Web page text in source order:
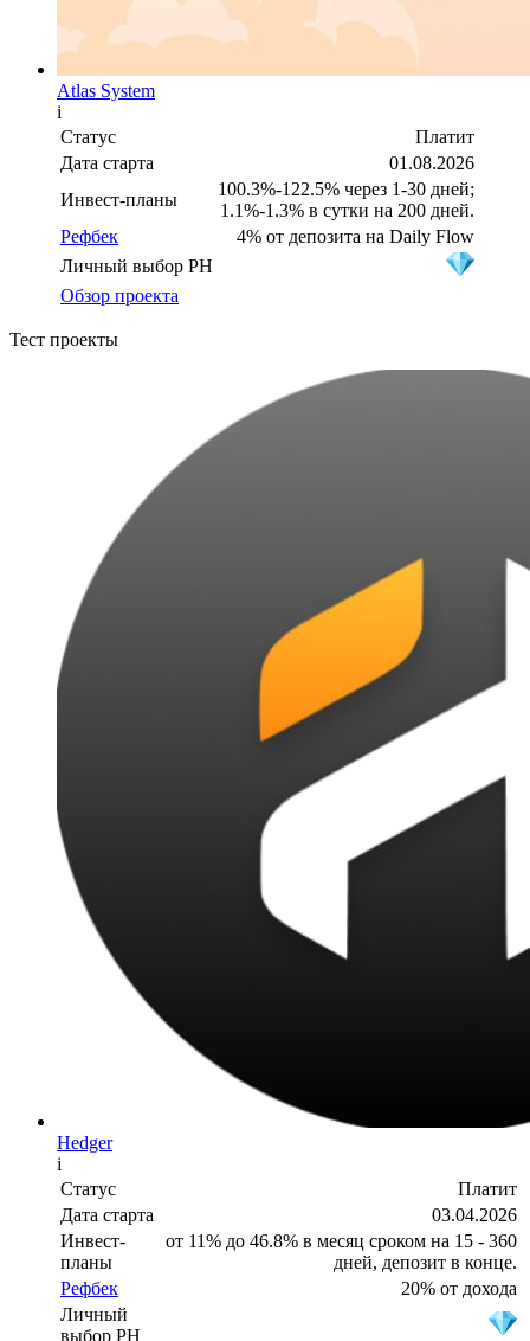
Atlas System
i
Статус
Платит
Дата старта
01.08.2026
Инвест-планы
100.3%-122.5% через 1-30 дней;
1.1%-1.3% в сутки на 200 дней.
Рефбек
4% от депозита на Daily Flow
Личный выбор PH
Обзор проекта
Тест проекты
Hedger
i
Статус
Платит
Дата старта
03.04.2026
Инвест-
планы
от 11% до 46.8% в месяц сроком на 15 - 360
дней, депозит в конце.
Рефбек
20% от дохода
Личный
выбор PH